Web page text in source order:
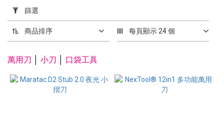
用
篩
選
(0/20)
(HK$)
篩選
商品排序 每頁顯示 24 個
萬用刀 小刀 口袋工具